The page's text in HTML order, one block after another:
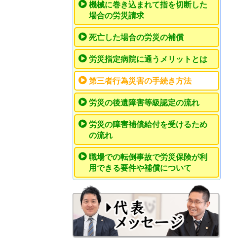
機械に巻き込まれて指を切断した
場合の労災請求
死亡した場合の労災の補償
労災指定病院に通うメリットとは
第三者行為災害の手続き方法
労災の後遺障害等級認定の流れ
労災の障害補償給付を受けるため
の流れ
職場での転倒事故で労災保険が利
用できる要件や補償について